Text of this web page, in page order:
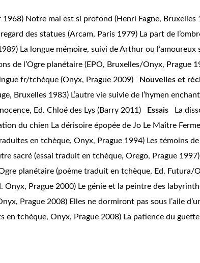
1968) Notre mal est si profond (Henri Fagne, Bruxelles
des statues (Arcam, Paris 1979) La part de
La longue mémoire, suivi de Arthur ou l’amoureux
de l’Ogre planétaire (EPO, Bruxelles/Onyx, Prague
fr/tchèque (Onyx, Prague 2009) Nouvelles et
Bruxelles 1983) L’autre vie suivie de l’hymen
, Ed. Chloé des Lys (Barry 2011) Essais La
du chien La dérisoire épopée de Jo Le Maître
en tchèque, Onyx, Prague 1994) Les témoins
sacré (essai traduit en tchèque, Orego, Prague 1997)
planétaire (poème traduit en tchèque, Ed. Futura/
Onyx, Prague 2000) Le génie et la peintre des
Prague 2008) Elles ne dormiront pas sous l’aile
en tchèque, Onyx, Prague 2008) La patience du